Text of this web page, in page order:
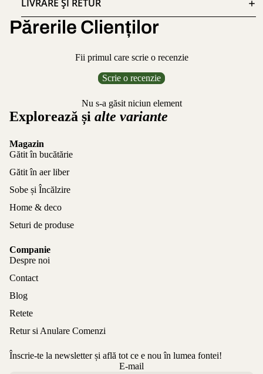
LIVRARE ȘI RETUR
Părerile Clienților
Fii primul care scrie o recenzie
Scrie o recenzie
Nu s-a găsit niciun element
Explorează și alte variante
Magazin
Gătit în bucătărie
Gătit în aer liber
Sobe și Încălzire
Home & deco
Seturi de produse
Companie
Despre noi
Contact
Blog
Retete
Retur si Anulare Comenzi
Înscrie-te la newsletter și află tot ce e nou în lumea fontei!
E-mail
Politica de confidențialitate